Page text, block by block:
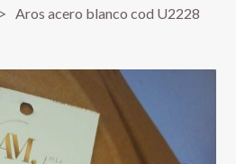
Aros acero blanco cod U2228